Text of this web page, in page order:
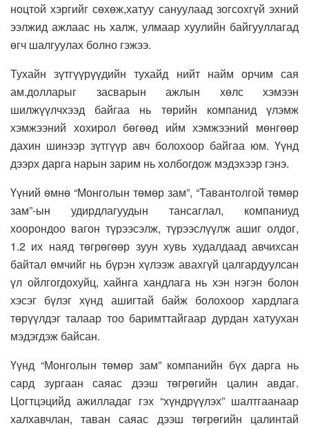
ноцтой хэргийг сөхөж,хатуу сануулаад зогсохгүй эхний
ээлжид ажлаас нь халж, улмаар хуулийн байгууллагад
өгч шалгуулах болно гэжээ.
Тухайн зүтгүүрүүдийн тухайд нийт найм орчим сая
ам.долларыг засварын ажлын хөлс хэмээн
шилжүүлчхээд байгаа нь төрийн компанид үлэмж
хэмжээний хохирол бөгөөд ийм хэмжээний мөнгөөр
дахин шинээр зүтгүүр авч болохоор байгаа юм. Үүнд
дээрх дарга нарын зарим нь холбогдож мэдэхээр гэнэ.
Үүний өмнө “Монголын төмөр зам”, “Тавантолгой төмөр
зам”-ын удирдлагуудын тансаглал, компаниуд
хоорондоо вагон түрээсэлж, түрээслүүлж ашиг олдог,
1.2 их наяд төгрөгөөр зуун хувь худалдаад авчихсан
байтал өмчийг нь бүрэн хүлээж авахгүй цалгардуулсан
үл ойлгогдохуйц, хайнга хандлага нь хэн нэгэн болон
хэсэг бүлэг хүнд ашигтай байж болохоор хардлага
төрүүлдэг талаар тоо баримттайгаар дурдан хатуухан
мэдэгдэж байсан.
Үүнд “Монголын төмөр зам” компанийн бүх дарга нь
сард зургаан саяас дээш төгрөгийн цалин авдаг.
Цогтцэцийд ажилладаг гэх “хүндрүүлэх” шалтгаанаар
халхавчлан, таван саяас дээш төгрөгийн цалинтай